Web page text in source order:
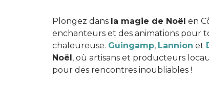
Plongez dans la magie de Noël en
enchanteurs et des animations pour
chaleureuse. Guingamp, Lannion et
Noël , où artisans et producteurs
pour des rencontres inoubliables !